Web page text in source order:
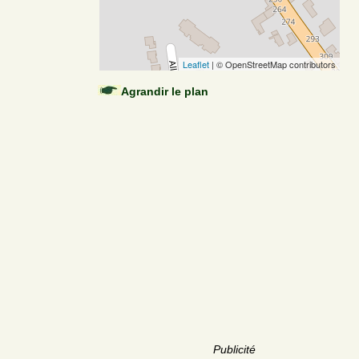
Leaflet | © OpenStreetMap contributors
Agrandir le plan
Publicité